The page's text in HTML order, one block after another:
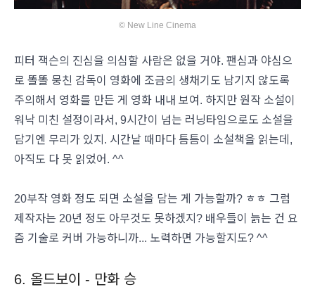
© New Line Cinema
피터 잭슨의 진심을 의심할 사람은 없을 거야. 팬심과 야심으
로 똘똘 뭉친 감독이 영화에 조금의 생채기도 남기지 않도록
주의해서 영화를 만든 게 영화 내내 보여. 하지만 원작 소설이
워낙 미친 설정이라서, 9시간이 넘는 러닝타임으로도 소설을
담기엔 무리가 있지. 시간날 때마다 틈틈이 소설책을 읽는데,
아직도 다 못 읽었어. ^^
20부작 영화 정도 되면 소설을 담는 게 가능할까? ㅎㅎ 그럼
제작자는 20년 정도 아무것도 못하겠지? 배우들이 늙는 건 요
즘 기술로 커버 가능하니까... 노력하면 가능할지도? ^^
6. 올드보이 - 만화 승